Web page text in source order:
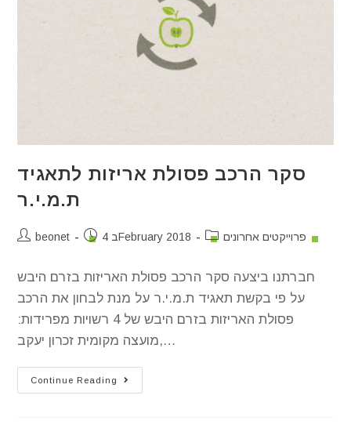
סקר הרכב פסולת אריזות לתאגיד
ת.מ.י.ר
beonet 4 בFebruary 2018 פרוייקטים אחרונים
חברתנו ביצעה סקר הרכב פסולת האריזות בזרם היבש
על פי בקשת תאגיד ת.מ.י.ר על מנת לבחון את הרכב
פסולת האריזות בזרם היבש של 4 רשויות מפרידות:
מועצה מקומית זכרון יעקב,…
Continue Reading